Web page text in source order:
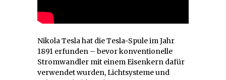
Nikola Tesla hat die Tesla-Spule im Jahr
1891 erfunden – bevor konventionelle
Stromwandler mit einem Eisenkern dafür
verwendet wurden, Lichtsysteme und